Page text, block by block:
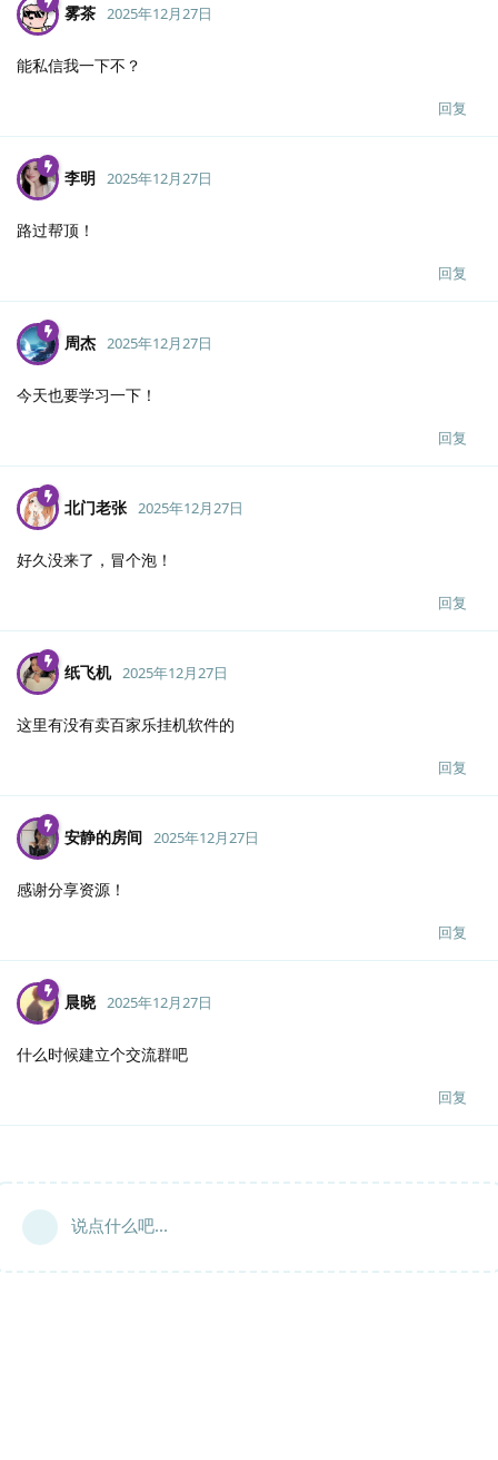
雾茶 2025年12月27日
能私信我一下不？
回复
李明 2025年12月27日
路过帮顶！
回复
周杰 2025年12月27日
今天也要学习一下！
回复
北门老张 2025年12月27日
好久没来了，冒个泡！
回复
纸飞机 2025年12月27日
这里有没有卖百家乐挂机软件的
回复
安静的房间 2025年12月27日
感谢分享资源！
回复
晨晓 2025年12月27日
什么时候建立个交流群吧
回复
说点什么吧...